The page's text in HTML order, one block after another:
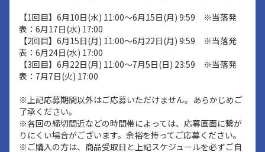
【1回目】6月10日(水) 11:00～6月15日(月) 9:59 ※当落発
表：6月17日(水) 17:00
【2回目】6月15日(月) 11:00～6月22日(月) 9:59 ※当落発
表：6月24日(水) 17:00
【3回目】6月22日(月) 11:00～7月5日(日) 23:59 ※当落発
表：7月7日(火) 17:00
※上記応募期間以外はご応募いただけません。あらかじめご
了承ください。
※各回の締切間近などの時間帯によっては、応募画面に繋が
りにくい場合がございます。余裕を持ってご応募ください。
※ご購入の方は、商品受取日と上記スケジュールを必ずご自